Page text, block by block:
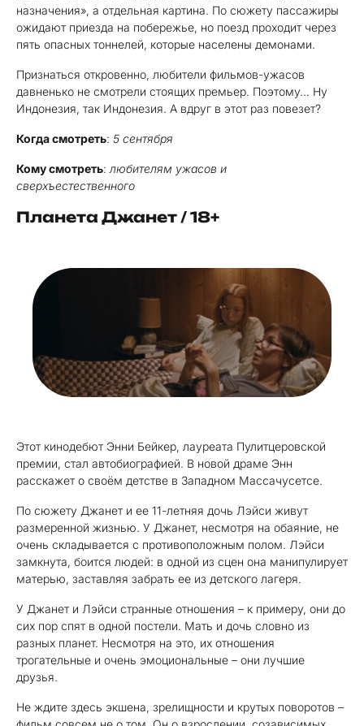
назначения», а отдельная картина. По сюжету пассажиры
ожидают приезда на побережье, но поезд проходит через
пять опасных тоннелей, которые населены демонами.
Признаться откровенно, любители фильмов-ужасов
давненько не смотрели стоящих премьер. Поэтому… Ну
Индонезия, так Индонезия. А вдруг в этот раз повезет?
Когда смотреть: 5 сентября
Кому смотреть: любителям ужасов и
сверхъестественного
Планета Джанет / 18+
Этот кинодебют Энни Бейкер, лауреата Пулитцеровской
премии, стал автобиографией. В новой драме Энн
расскажет о своём детстве в Западном Массачусетсе.
По сюжету Джанет и ее 11-летняя дочь Лэйси живут
размеренной жизнью. У Джанет, несмотря на обаяние, не
очень складывается с противоположным полом. Лэйси
замкнута, боится людей: в одной из сцен она манипулирует
матерью, заставляя забрать ее из детского лагеря.
У Джанет и Лэйси странные отношения – к примеру, они до
сих пор спят в одной постели. Мать и дочь словно из
разных планет. Несмотря на это, их отношения
трогательные и очень эмоциональные – они лучшие
друзья.
Не ждите здесь экшена, зрелищности и крутых поворотов –